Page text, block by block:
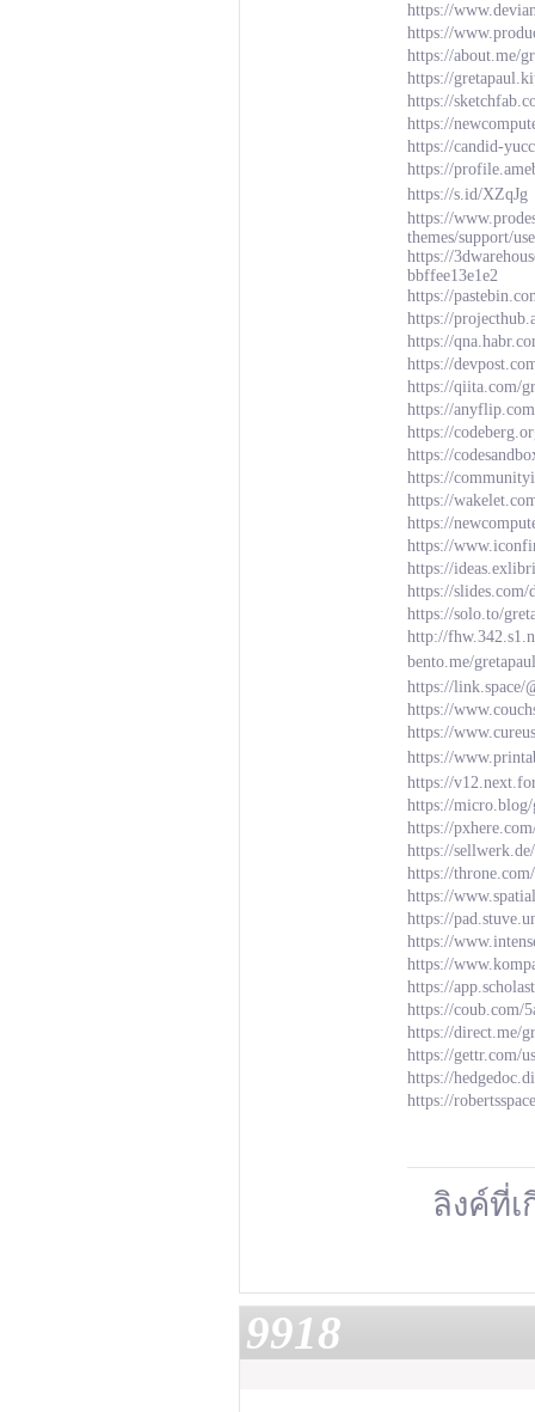
https://
https://
https://about.me/
https://
https://
https://
https://candid-
https://
https://s.id/XZqJg
https://
themes/support/
https://
bbffee13e1e2
https://
https://
https://
https://
https://qiita.com/
https://
https://
https://
https://
https://
https://
https://
https://
https://
https://solo.to/
http://
bento.me/
https://link.space/
https://
https://
https://
https://
https://micro.blog/
https://
https://
https://
https://
https://
https://
https://
https://
https://coub.com/
https://direct.me/
https://gettr.com/
https://
https://
ลิงค์ที่
9918